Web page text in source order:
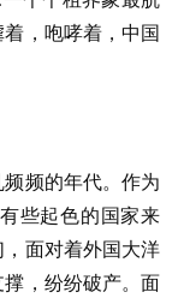
，咆哮着，中国
频的年代。作为
些起色的国家来
面对着外国大洋
，纷纷破产。面